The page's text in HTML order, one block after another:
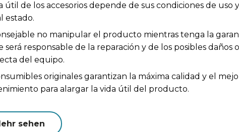
útil de los accesorios depende de sus condiciones de
estado.
no manipular el producto mientras tenga la
será responsable de la reparación y de los posibles
del equipo.
originales garantizan la máxima calidad y el
para alargar la vida útil del producto.
sehen